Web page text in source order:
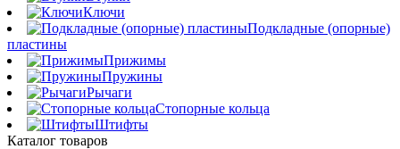
Ключи
Подкладные (опорные)
пластины
Прижимы
Пружины
Рычаги
Стопорные кольца
Штифты
Каталог товаров